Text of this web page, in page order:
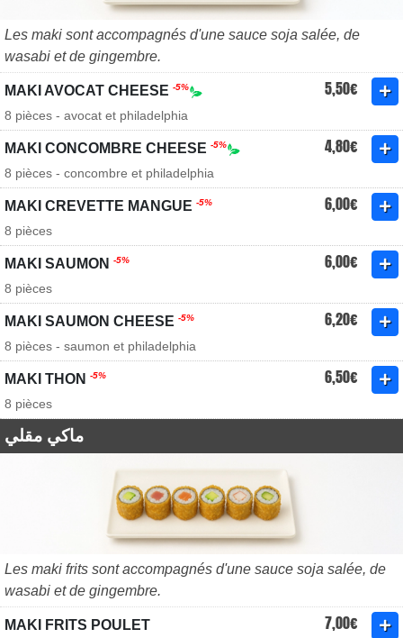
Les maki sont accompagnés d'une sauce soja salée, de
wasabi et de gingembre.
MAKI AVOCAT CHEESE -5% 5,50€
8 pièces - avocat et philadelphia
MAKI CONCOMBRE CHEESE -5% 4,80€
8 pièces - concombre et philadelphia
MAKI CREVETTE MANGUE -5% 6,00€
8 pièces
MAKI SAUMON -5% 6,00€
8 pièces
MAKI SAUMON CHEESE -5% 6,20€
8 pièces - saumon et philadelphia
MAKI THON -5% 6,50€
8 pièces
ماكي مقلي
Les maki frits sont accompagnés d'une sauce soja salée, de
wasabi et de gingembre.
MAKI FRITS POULET 7,00€